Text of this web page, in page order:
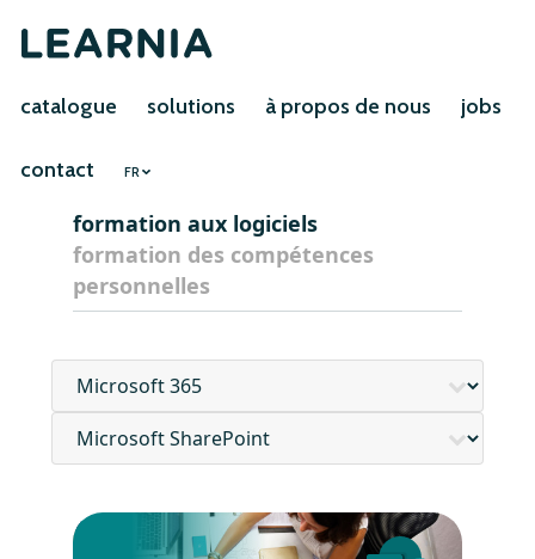
catalogue solutions à propos de nous jobs
contact FR
formation aux logiciels
formation des compétences
personnelles